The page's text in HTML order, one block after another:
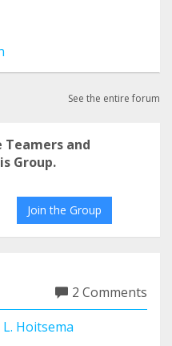
See the entire forum
and
Group.
Join the Group
2 Comments
Hoitsema